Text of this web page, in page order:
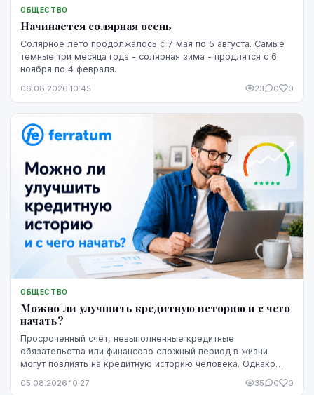
ОБЩЕСТВО
Начинается солярная осень
Солярное лето продолжалось с 7 мая по 5 августа. Самые
темные три месяца года - солярная зима - продлятся с 6
ноября по 4 февраля.
06.08.2026 10:45 23 0 0
ОБЩЕСТВО
Можно ли улучшить кредитную историю и с чего
начать?
Просроченный счёт, невыполненные кредитные
обязательства или финансово сложный период в жизни
могут повлиять на кредитную историю человека. Однако
невозможно изменить. Кредитную историю можно
05.08.2026 10:27 35 0 0